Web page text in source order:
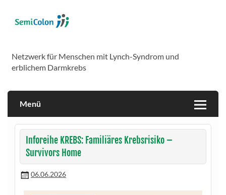
content
Netzwerk für Menschen mit Lynch-Syndrom und
erblichem Darmkrebs
Menü
Inforeihe KREBS: Familiäres Krebsrisiko –
Survivors Home
06.06.2026